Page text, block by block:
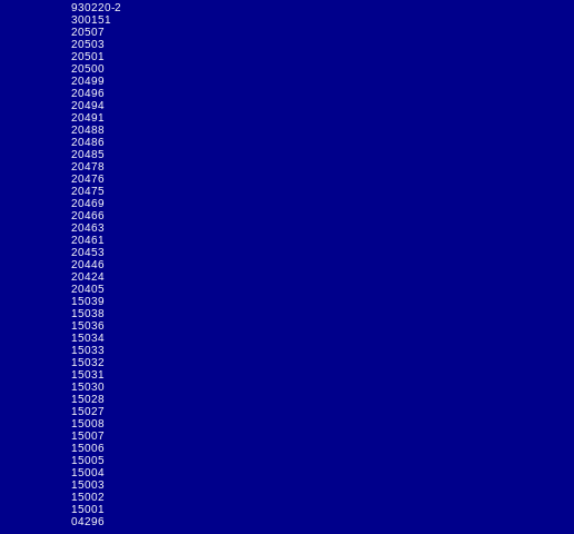
930220-2
300151
20507
20503
20501
20500
20499
20496
20494
20491
20488
20486
20485
20478
20476
20475
20469
20466
20463
20461
20453
20446
20424
20405
15039
15038
15036
15034
15033
15032
15031
15030
15028
15027
15008
15007
15006
15005
15004
15003
15002
15001
04296